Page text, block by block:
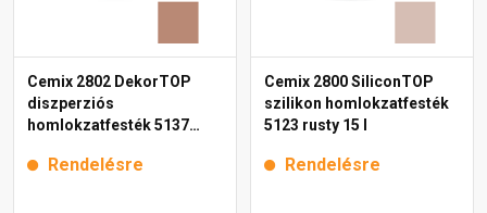
Cemix 2802 DekorTOP
diszperziós
homlokzatfesték 5137
Rendelésre
Cemix 2800 SiliconTOP
szilikon homlokzatfesték
5123 rusty 15 l
Rendelésre